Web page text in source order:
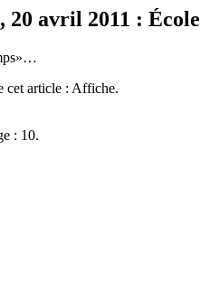
20 avril 2011 :
cet article : Affiche.
: 10.